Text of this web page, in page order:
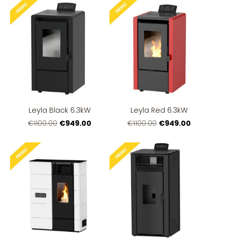
Leyla Black 6.3kW
€1100.00 €949.00
Leyla Red 6.3kW
€1100.00 €949.00